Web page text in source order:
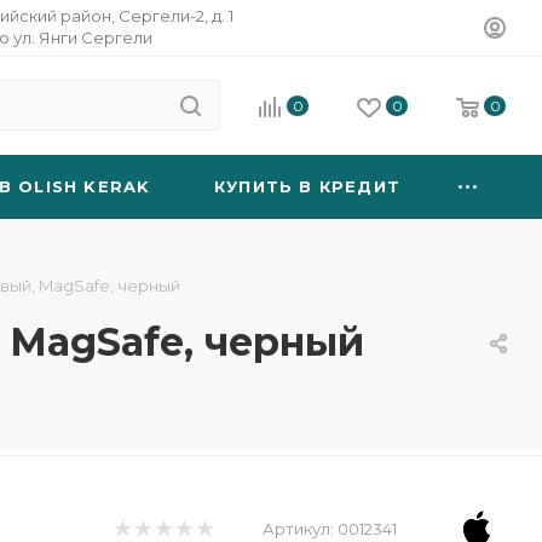
район, Сергели-2, д. 1
ул. Янги Сергели
0 0 0
OLISH KERAK КУПИТЬ В КРЕДИТ
MagSafe, черный
черный
Артикул: 0012341